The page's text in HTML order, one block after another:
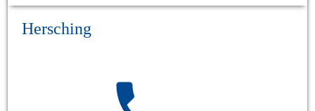
Hersching